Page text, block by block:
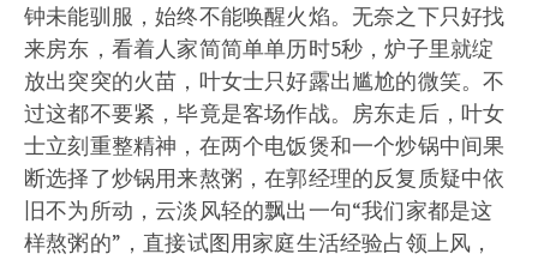
钟未能驯服，始终不能唤醒火焰。无奈之下只好找
来房东，看着人家简简单单历时5秒，炉子里就绽
放出突突的火苗，叶女士只好露出尴尬的微笑。不
过这都不要紧，毕竟是客场作战。房东走后，叶女
士立刻重整精神，在两个电饭煲和一个炒锅中间果
断选择了炒锅用来熬粥，在郭经理的反复质疑中依
旧不为所动，云淡风轻的飘出一句“我们家都是这
样熬粥的”，直接试图用家庭生活经验占领上风，